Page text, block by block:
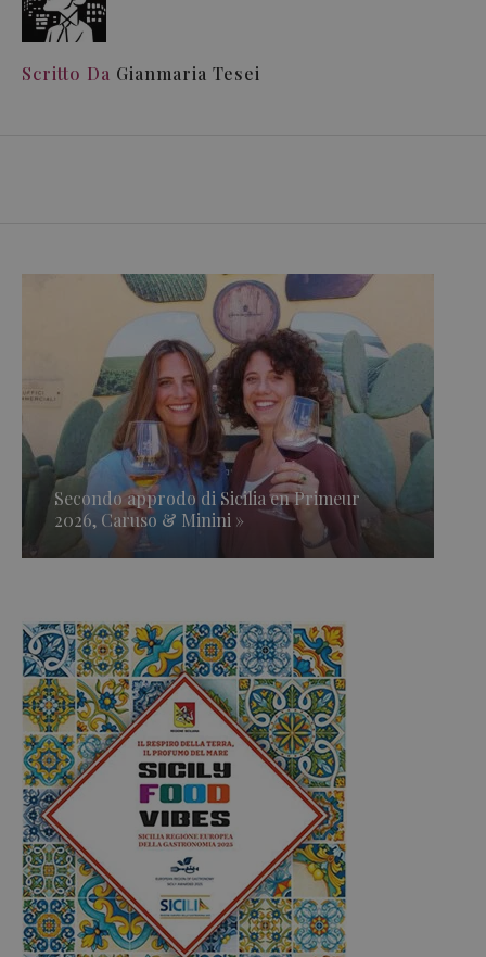
Scritto Da Gianmaria Tesei
Secondo approdo di Sicilia en Primeur
2026, Caruso & Minini »